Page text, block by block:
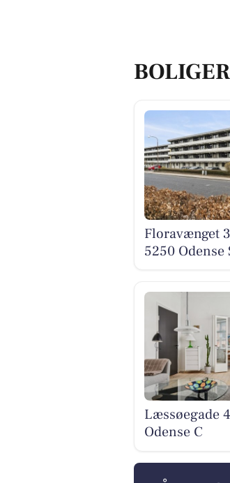
Floravænget
5250 Odense
Læssøegade
Odense C